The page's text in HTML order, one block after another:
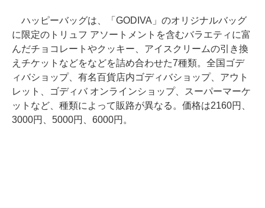
ハッピーバッグは、「GODIVA」のオリジナルバッグ
に限定のトリュフ アソートメントを含むバラエティに富
んだチョコレートやクッキー、アイスクリームの引き換
えチケットなどをなどを詰め合わせた7種類。全国ゴデ
ィバショップ、有名百貨店内ゴディバショップ、アウト
レット、ゴディバ オンラインショップ、スーパーマーケ
ットなど、種類によって販路が異なる。価格は2160円、
3000円、5000円、6000円。